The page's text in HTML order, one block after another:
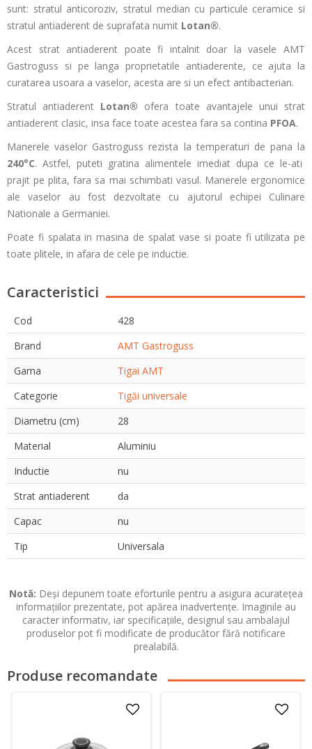
sunt: stratul anticoroziv, stratul median cu particule ceramice si
stratul antiaderent de suprafata numit Lotan®.
Acest strat antiaderent poate fi intalnit doar la vasele AMT
Gastroguss si pe langa proprietatile antiaderente, ce ajuta la
curatarea usoara a vaselor, acesta are si un efect antibacterian.
Stratul antiaderent Lotan® ofera toate avantajele unui strat
antiaderent clasic, insa face toate acestea fara sa contina PFOA.
Manerele vaselor Gastroguss rezista la temperaturi de pana la
240°C. Astfel, puteti gratina alimentele imediat dupa ce le-ati
prajit pe plita, fara sa mai schimbati vasul. Manerele ergonomice
ale vaselor au fost dezvoltate cu ajutorul echipei Culinare
Nationale a Germaniei.
Poate fi spalata in masina de spalat vase si poate fi utilizata pe
toate plitele, in afara de cele pe inductie.
Caracteristici
Cod
428
Brand
AMT Gastroguss
Gama
Tigai AMT
Categorie
Tigăi universale
Diametru (cm)
28
Material
Aluminiu
Inductie
nu
Strat antiaderent
da
Capac
nu
Tip
Universala
Notă: Deși depunem toate eforturile pentru a asigura acuratețea
informațiilor prezentate, pot apărea inadvertențe. Imaginile au
caracter informativ, iar specificațiile, designul sau ambalajul
produselor pot fi modificate de producător fără notificare
prealabilă.
Produse recomandate